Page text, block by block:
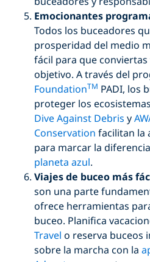
Emocionantes
Todos los buceadores
prosperidad del medio
fácil para que
objetivo. A través del
FoundationTM PADI, los
proteger los
Dive Against Debris y
Conservation facilitan la
para marcar la
planeta azul.
Viajes de buceo más
son una parte
ofrece herramientas
buceo. Planifica
Travel o reserva buceos
sobre la marcha con la